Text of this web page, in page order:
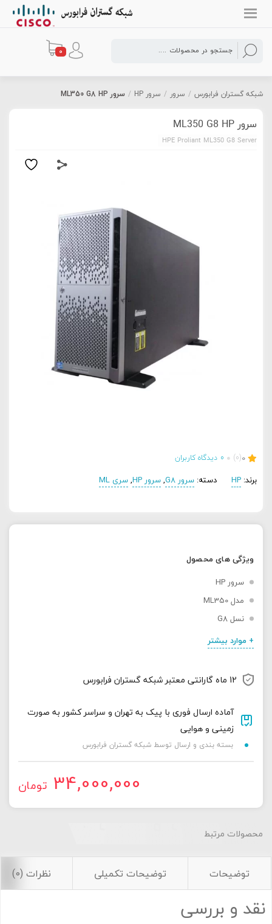
0
شبکه گستران فرابورس / سرور / سرور HP / سرور ML350 G8 HP
سرور ML350 G8 HP
HPE Proliant ML350 G8 Server
0
(0)
0 دیدگاه کاربران
برند: HP دسته: سرور G8 ,سرور HP ,سری ML
ویژگی های محصول
سرور HP
مدل ML350
نسل G8
+ موارد بیشتر
12 ماه گارانتی معتبر شبکه گستران فرابورس
آماده ارسال فوری با پیک به تهران و سراسر کشور به صورت
زمینی و هوایی
بسته بندی و ارسال توسط شبکه گستران فرابورس
34,000,000 تومان
محصولات مرتبط
توضیحات توضیحات تکمیلی نظرات (0)
نقد و بررسی